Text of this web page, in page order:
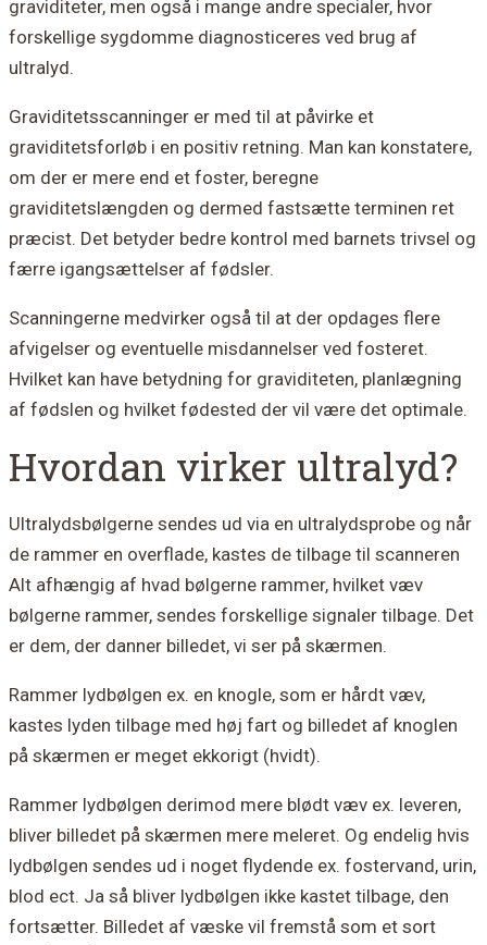
graviditeter, men også i mange andre specialer, hvor
forskellige sygdomme diagnosticeres ved brug af
ultralyd.
Graviditetsscanninger er med til at påvirke et
graviditetsforløb i en positiv retning. Man kan konstatere,
om der er mere end et foster, beregne
graviditetslængden og dermed fastsætte terminen ret
præcist. Det betyder bedre kontrol med barnets trivsel og
færre igangsættelser af fødsler.
Scanningerne medvirker også til at der opdages flere
afvigelser og eventuelle misdannelser ved fosteret.
Hvilket kan have betydning for graviditeten, planlægning
af fødslen og hvilket fødested der vil være det optimale.
Hvordan virker ultralyd?
Ultralydsbølgerne sendes ud via en ultralydsprobe og når
de rammer en overflade, kastes de tilbage til scanneren
Alt afhængig af hvad bølgerne rammer, hvilket væv
bølgerne rammer, sendes forskellige signaler tilbage. Det
er dem, der danner billedet, vi ser på skærmen.
Rammer lydbølgen ex. en knogle, som er hårdt væv,
kastes lyden tilbage med høj fart og billedet af knoglen
på skærmen er meget ekkorigt (hvidt).
Rammer lydbølgen derimod mere blødt væv ex. leveren,
bliver billedet på skærmen mere meleret. Og endelig hvis
lydbølgen sendes ud i noget flydende ex. fostervand, urin,
blod ect. Ja så bliver lydbølgen ikke kastet tilbage, den
fortsætter. Billedet af væske vil fremstå som et sort